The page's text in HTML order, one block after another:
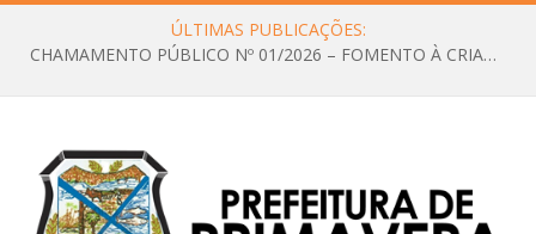
ÚLTIMAS PUBLICAÇÕES:
CHAMAMENTO PÚBLICO Nº 01/2026 – FOMENTO À CRIAÇÃO E A CIRCULAÇÃO DE PRODUÇÕES CULTURAIS – Aldir Blanc